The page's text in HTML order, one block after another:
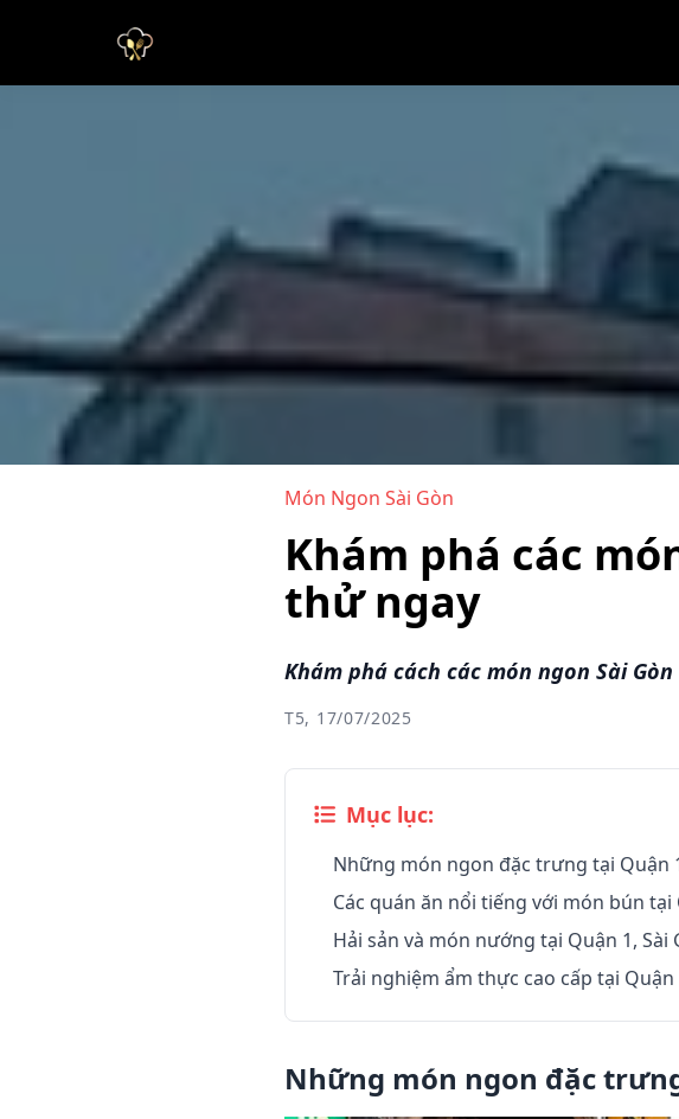
Món Ngon Sài Gòn
Khám phá các
thử ngay
Khám phá cách các món ngon Sài
T5, 17/07/2025
Mục lục:
Những món ngon đặc trưng tại Quận
Các quán ăn nổi tiếng với món bún tại
Hải sản và món nướng tại Quận 1, Sài
Trải nghiệm ẩm thực cao cấp tại Quận
Những món ngon đặc